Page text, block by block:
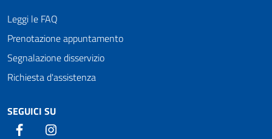
Leggi le FAQ
Prenotazione appuntamento
Segnalazione disservizio
Richiesta d'assistenza
SEGUICI SU
Facebook